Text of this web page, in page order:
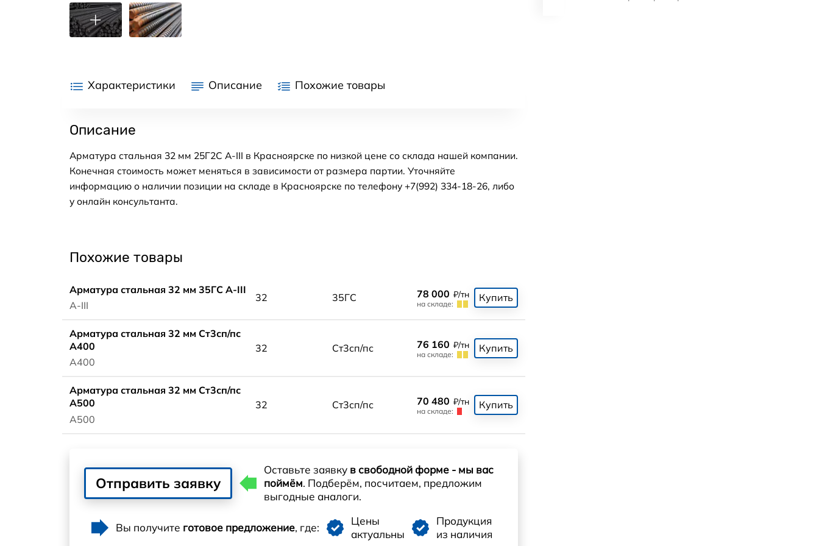
Характеристики Описание Похожие товары
Описание
Арматура стальная 32 мм 25Г2С А-III в Красноярске по низкой цене со склада нашей компании.
Конечная стоимость может меняться в зависимости от размера партии. Уточняйте
информацию о наличии позиции на складе в Красноярске по телефону +7(992) 334-18-26, либо
у онлайн консультанта.
Похожие товары
Арматура стальная 32 мм 35ГС А-III
А-III
32 35ГС 78 000 ₽/тн
на складе:
Купить
Арматура стальная 32 мм Ст3сп/пс
А400
А400
32 Ст3сп/пс 76 160 ₽/тн
на складе:
Купить
Арматура стальная 32 мм Ст3сп/пс
А500
А500
32 Ст3сп/пс 70 480 ₽/тн
на складе:
Купить
Отправить заявку
Оставьте заявку в свободной форме - мы вас
поймём. Подберём, посчитаем, предложим
выгодные аналоги.
Вы получите готовое предложение, где:
Цены
актуальны
Продукция
из наличия